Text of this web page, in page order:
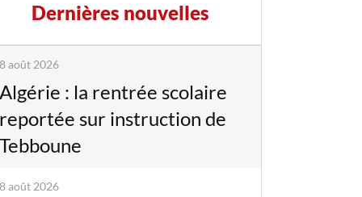
Dernières nouvelles
8 août 2026
Algérie : la rentrée scolaire
reportée sur instruction de
Tebboune
8 août 2026